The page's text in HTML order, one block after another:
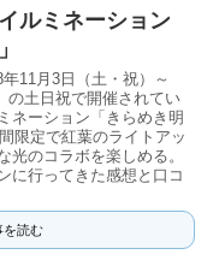
ルミネーション
11月3日（土・祝）～
の土日祝で開催されてい
ネーション「きらめき明
限定で紅葉のライトアッ
光のコラボを楽しめる。
に行ってきた感想と口コ
を読む